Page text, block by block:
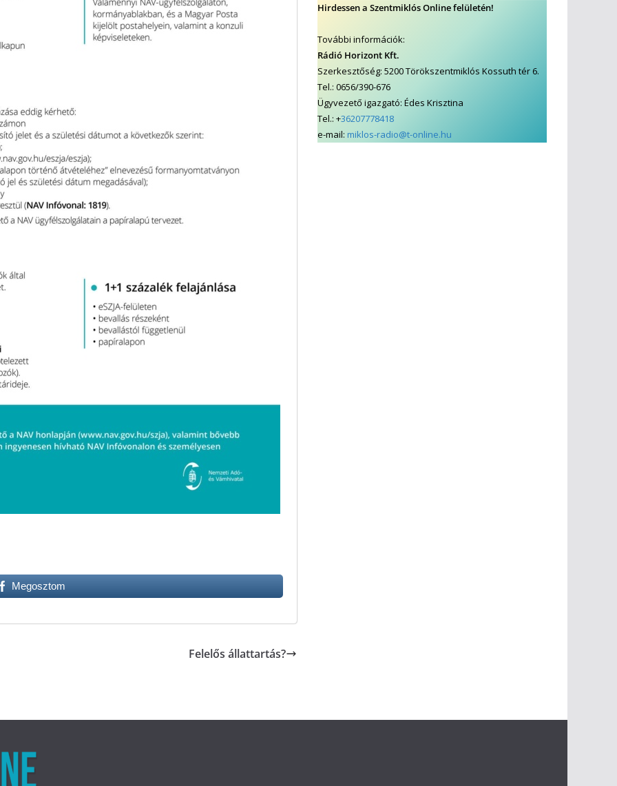
Megosztom
Felelős állattartás?
Hirdessen a Szentmiklós Online felületén!
További információk:
Rádió Horizont Kft.
Szerkesztőség: 5200 Törökszentmiklós Kossuth tér 6.
Tel.: 0656/390-676
Ügyvezető igazgató: Édes Krisztina
Tel.: +36207778418
e-mail: miklos-radio@t-online.hu